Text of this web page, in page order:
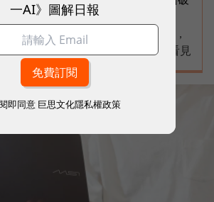
」成最後稻草？
件中！創新才是持續成長的動能，
奇不敗的經典➤讓每一步改變被看見
一AI》圖解日報
即同意 巨思文化隱私權政策